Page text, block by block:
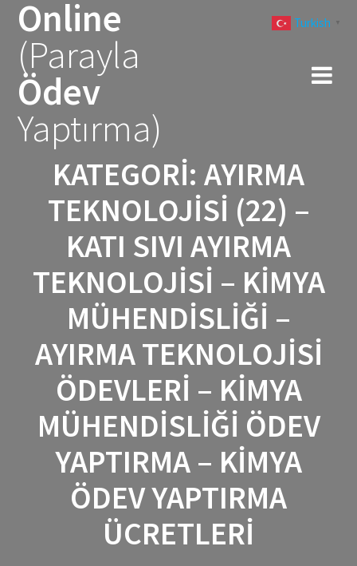
Online
(Parayla
Ödev
Yaptırma)
KATEGORI: AYIRMA
TEKNOLOJISI (22) –
KATI SIVI AYIRMA
TEKNOLOJISI – KIMYA
MÜHENDISLIĞI –
AYIRMA TEKNOLOJISI
ÖDEVLERI – KIMYA
MÜHENDISLIĞI ÖDEV
YAPTIRMA – KIMYA
ÖDEV YAPTIRMA
ÜCRETLERI
Turkish ▼